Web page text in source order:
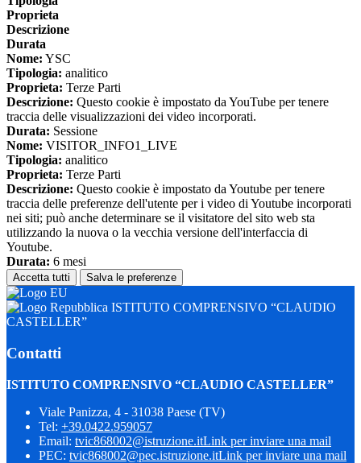
Proprieta
Descrizione
Durata
Nome: YSC
Tipologia: analitico
Proprieta: Terze Parti
Descrizione: Questo cookie è impostato da YouTube per tenere
traccia delle visualizzazioni dei video incorporati.
Durata: Sessione
Nome: VISITOR_INFO1_LIVE
Tipologia: analitico
Proprieta: Terze Parti
Descrizione: Questo cookie è impostato da Youtube per tenere
traccia delle preferenze dell'utente per i video di Youtube incorporati
nei siti; può anche determinare se il visitatore del sito web sta
utilizzando la nuova o la vecchia versione dell'interfaccia di
Youtube.
Durata: 6 mesi
Accetta tutti Salva le preferenze
ISTITUTO COMPRENSIVO “CLAUDIO
CASTELLER”
Contatti
ISTITUTO COMPRENSIVO “CLAUDIO CASTELLER”
Viale Panizza, 4 - 31038 Paese (TV)
Tel: +39.0422.959057
Email: tvic868002@istruzione.itLink per inviare una mail
PEC: tvic868002@pec.istruzione.itLink per inviare una mail